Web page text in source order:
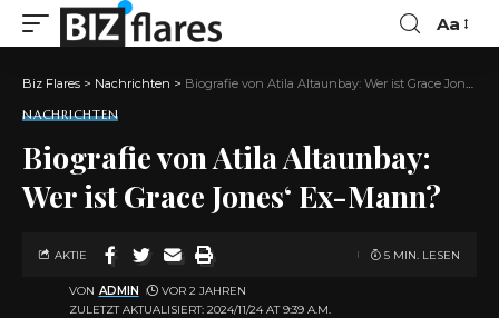
Aa
Biz Flares > Nachrichten > Biografie von Atila Altaunbay: Wer ist Grace Jones‘ Ex-Mann?
NACHRICHTEN
Biografie von Atila Altaunbay:
Wer ist Grace Jones‘ Ex-Mann?
ZULETZT AKTUALISIERT: 2024/11/24 AT 9:39 A.M.
VON ADMIN VOR 2 JAHREN
AKTIE 5 MIN. LESEN